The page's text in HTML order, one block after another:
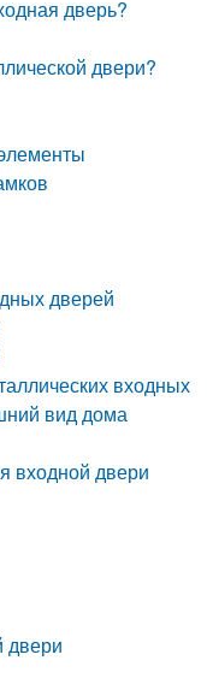
дверь?
двери?
дверей
входных
вид дома
входной двери
двери